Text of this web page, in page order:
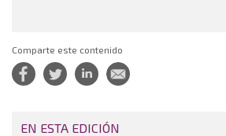
Comparte este contenido
EN ESTA EDICIÓN